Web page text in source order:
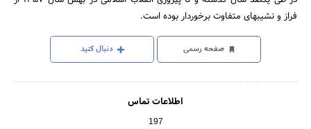
فراز و نشیبهاى متفاوت برخوردار بوده است.
صفحه رسمی دنبال کنید
اطلاعات تماس
197